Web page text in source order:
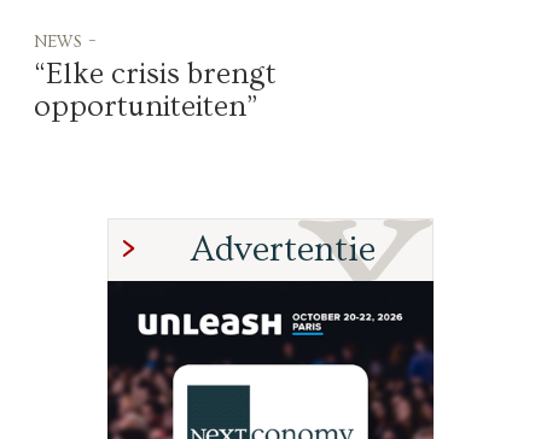
news -
“Elke crisis brengt
opportuniteiten”
Advertentie